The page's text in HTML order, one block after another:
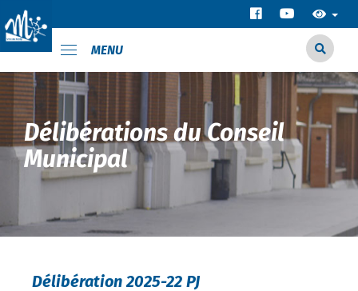
MENU
Délibérations du Conseil
Municipal
Délibération 2025-22 PJ